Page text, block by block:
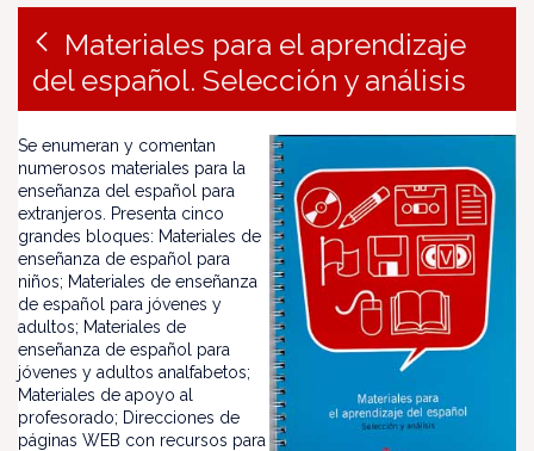
Materiales para el aprendizaje
del español. Selección y análisis
Se enumeran y comentan
numerosos materiales para la
enseñanza del español para
extranjeros. Presenta cinco
grandes bloques: Materiales de
enseñanza de español para
niños; Materiales de enseñanza
de español para jóvenes y
adultos; Materiales de
enseñanza de español para
jóvenes y adultos analfabetos;
Materiales de apoyo al
profesorado; Direcciones de
páginas WEB con recursos para